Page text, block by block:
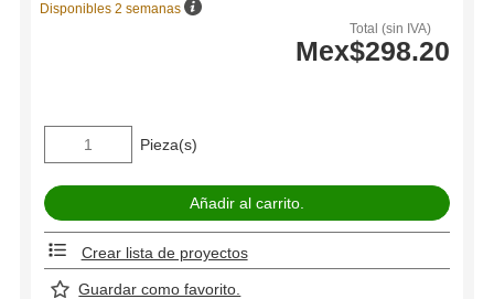
Total (sin IVA)
Mex$298.20
Disponibles 2 semanas
Pieza(s)
Crear lista de proyectos
Guardar como favorito.